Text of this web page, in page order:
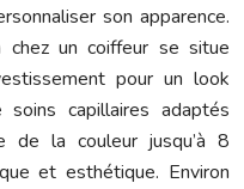
son apparence.
chez un coiffeur se situe
pour un look
soins capillaires adaptés
de la couleur jusqu’à 8
et esthétique. Environ